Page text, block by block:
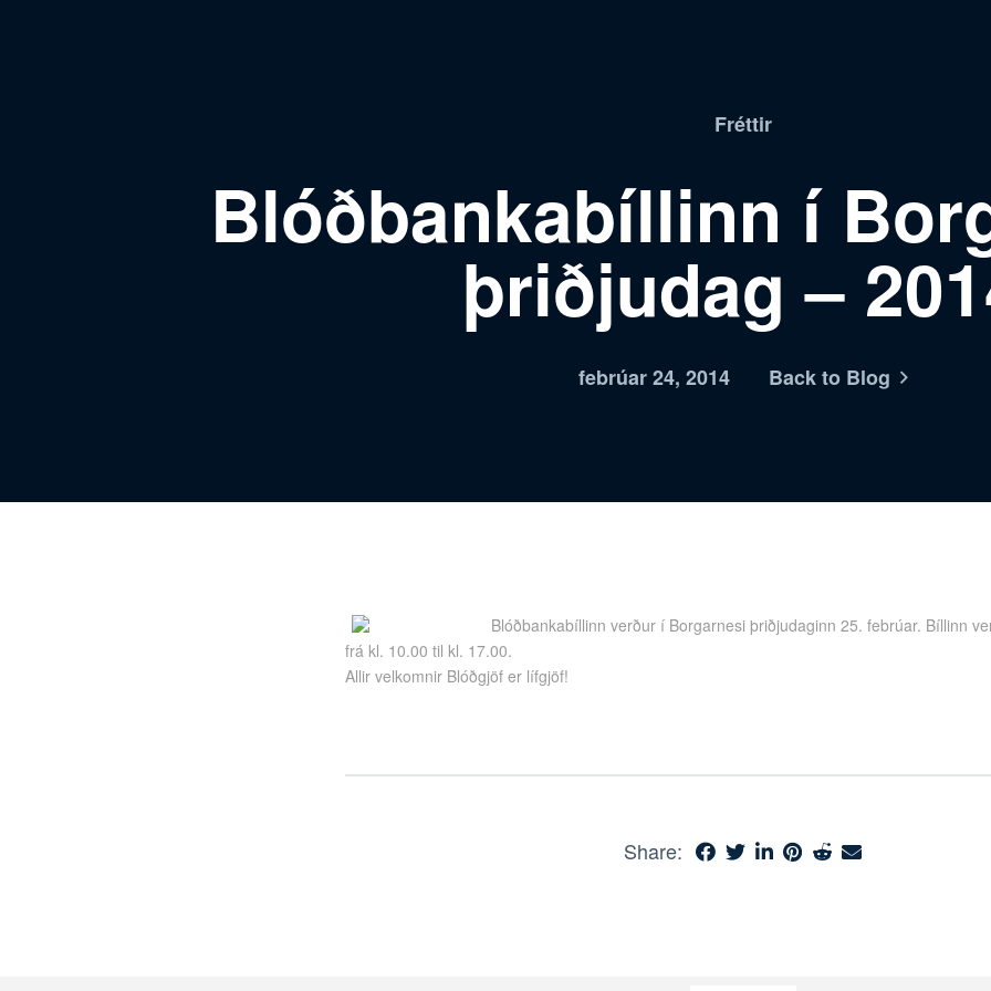
Fréttir
Blóðbankabíllinn í
þriðjudag –
febrúar 24, 2014 Back to Blog
Blóðbankabíllinn verður í Borgarnesi þriðjudaginn 25. febrúar. Bíllinn
frá kl. 10.00 til kl. 17.00.
Allir velkomnir Blóðgjöf er lífgjöf!
Share: